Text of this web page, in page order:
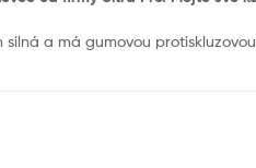
a má gumovou